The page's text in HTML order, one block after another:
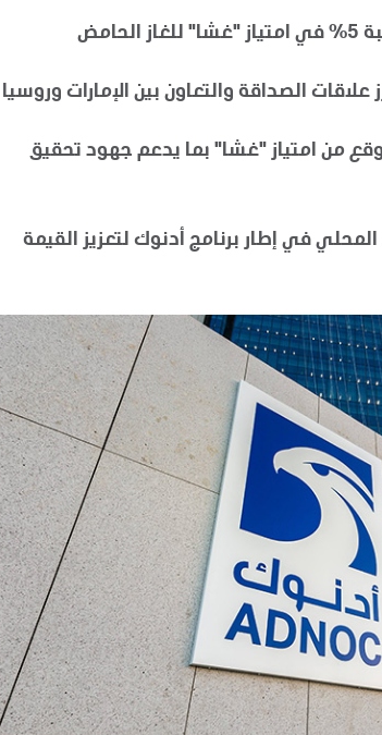
الصداقة والتعاون بين الإمارات وروسيا
المتوقع من امتياز "غشا" بما يدعم جهود تحقيق
في إطار برنامج أدنوك لتعزيز القيمة